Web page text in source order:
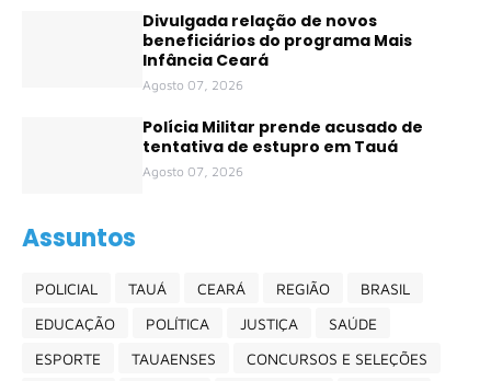
Divulgada relação de novos
beneficiários do programa Mais
Infância Ceará
Agosto 07, 2026
Polícia Militar prende acusado de
tentativa de estupro em Tauá
Agosto 07, 2026
Assuntos
POLICIAL TAUÁ CEARÁ REGIÃO
BRASIL
EDUCAÇÃO
POLÍTICA JUSTIÇA
SAÚDE
ESPORTE
TAUAENSES
CONCURSOS E SELEÇÕES